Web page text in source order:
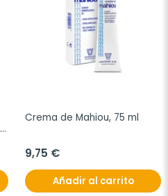
Crema de Mahiou, 75 ml
9,75 €
Añadir al carrito